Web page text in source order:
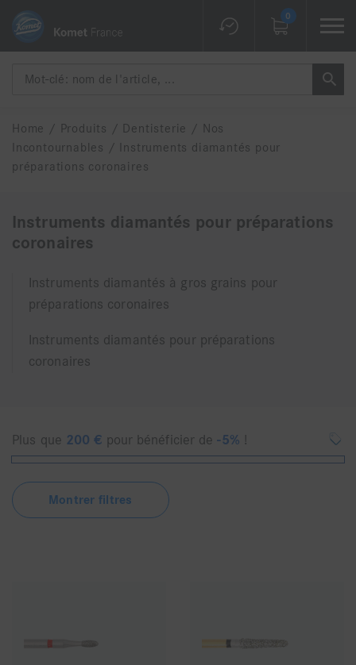
0
Home / Produits / Dentisterie /
Nos
Incontournables
/
Instruments diamantés pour
préparations coronaires
Instruments diamantés pour préparations
coronaires
Instruments diamantés à gros grains pour
préparations coronaires
Instruments diamantés pour préparations
coronaires
Plus que 200 € pour bénéficier de-5% !
Montrer filtres